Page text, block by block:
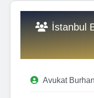
İstanbul
Avukat